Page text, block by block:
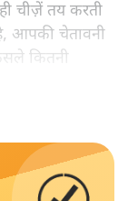
चीज़ें तय करती
आपकी चेतावनी
कितनी